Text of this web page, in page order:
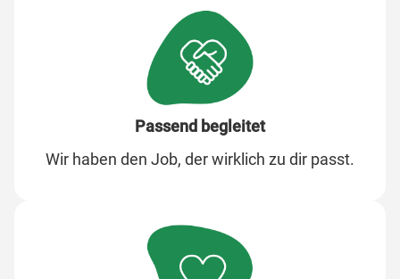
Passend begleitet
Wir haben den Job, der wirklich zu dir passt.